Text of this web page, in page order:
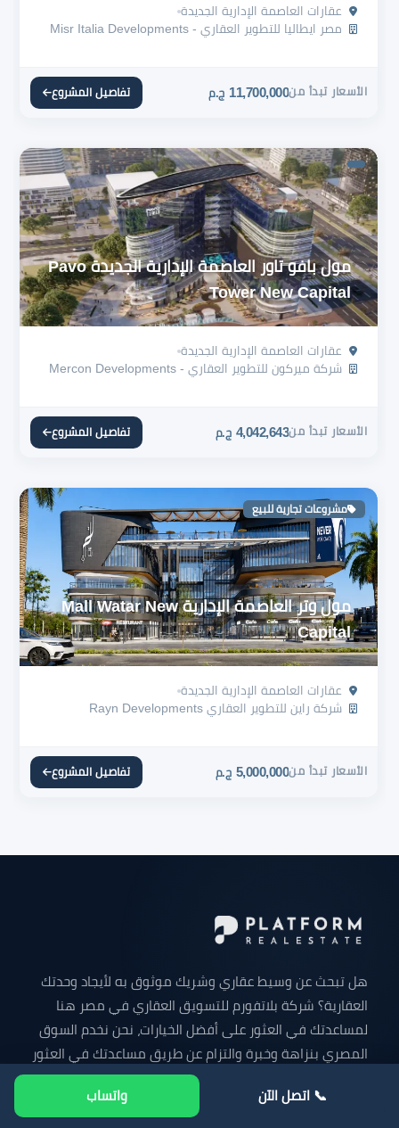
عقارات العاصمة الإدارية الجديدة
مصر ايطاليا للتطوير العقاري - Misr Italia Developments
الأسعار تبدأ من11,700,000 ج.م تفاصيل المشروع
مول بافو تاور العاصمة الإدارية الجديدة Pavo
Tower New Capital
عقارات العاصمة الإدارية الجديدة
شركة ميركون للتطوير العقاري - Mercon Developments
الأسعار تبدأ من4,042,643 ج.م تفاصيل المشروع
مشروعات تجارية للبيع
مول وتر العاصمة الإدارية Mall Watar New
Capital
عقارات العاصمة الإدارية الجديدة
شركة راين للتطوير العقاري Rayn Developments
الأسعار تبدأ من5,000,000 ج.م تفاصيل المشروع
هل تبحث عن وسيط عقاري وشريك موثوق به لأيجاد وحدتك
العقارية؟ شركة بلاتفورم للتسويق العقاري في مصر هنا
لمساعدتك في العثور على أفضل الخيارات، نحن نخدم السوق
المصري بنزاهة وخبرة والتزام عن طريق مساعدتك في العثور
على وحدتك التي تبحث عنها سواء كانت شقة للبيع - شقق
دوبلكس للبيع - فيلا للبيع - محل تجاري - مكتب إداري - عيادة
📞 اتصل الآن واتساب